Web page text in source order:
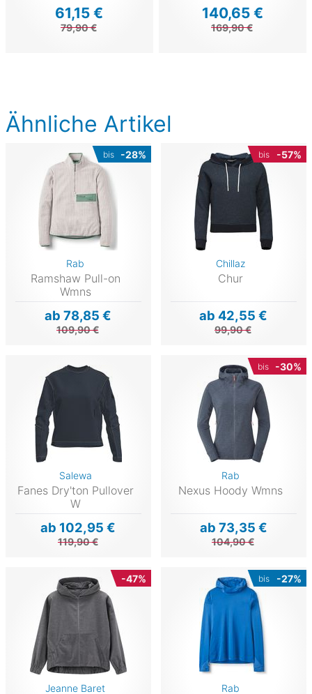
61,15 €
79,90 €
140,65 €
169,90 €
Ähnliche Artikel
bis -28%
Rab
Ramshaw Pull-on
Wmns
ab 78,85 €
109,90 €
bis -57%
Chillaz
Chur
ab 42,55 €
99,90 €
Salewa
Fanes Dry'ton Pullover
W
ab 102,95 €
119,90 €
bis -30%
Rab
Nexus Hoody Wmns
ab 73,35 €
104,90 €
-47%
Jeanne Baret
bis -27%
Rab